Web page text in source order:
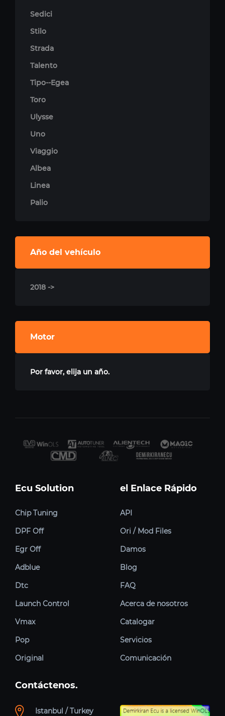
Sedici
Stilo
Strada
Talento
Tipo--Egea
Toro
Ulysse
Uno
Viaggio
Albea
Linea
Palio
Año del vehículo
2018 ->
Motor
Por favor, elija un año.
Ecu Solution
Chip Tuning
DPF Off
Egr Off
Adblue
Dtc
Launch Control
Vmax
Pop
Original
el Enlace Rápido
API
Ori / Mod Files
Damos
Blog
FAQ
Acerca de nosotros
Catalogar
Servicios
Comunicación
Contáctenos.
Istanbul / Turkey